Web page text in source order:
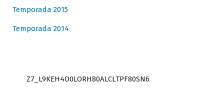
Temporada 2015
Temporada 2014
Z7_L9KEH4O0LORH80ALCLTPF80SN6